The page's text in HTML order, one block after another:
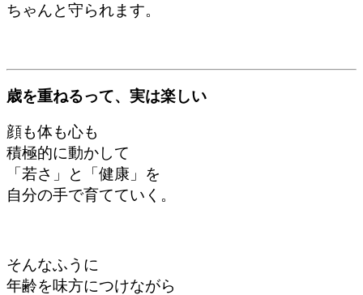
ちゃんと守られます。
歳を重ねるって、実は楽しい
顔も体も心も
積極的に動かして
「若さ」と「健康」を
自分の手で育てていく。
そんなふうに
年齢を味方につけながら